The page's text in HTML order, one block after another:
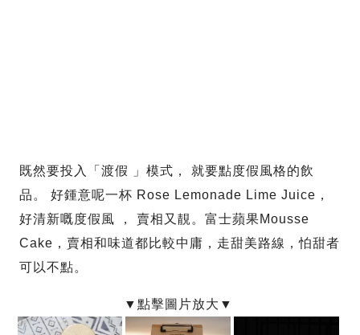
既然要投入「渡假 」模式， 就要點度假風格的飲
品。 好鍾意呢一杯 Rose Lemonade Lime Juice，
好清新嘅度假風 ， 賣相又靚。富士蘋果Mousse
Cake，賣相和味道都比較中庸，走甜美路線，怕甜者
可以不點。